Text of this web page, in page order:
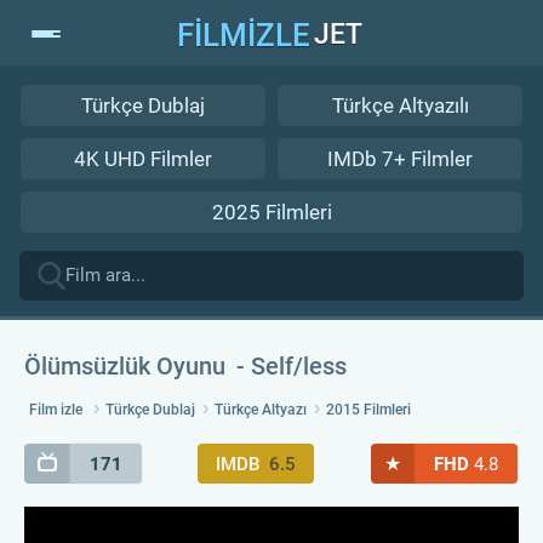
FİLMİZLEJET
Türkçe Dublaj Türkçe Altyazılı
4K UHD Filmler IMDb 7+ Filmler
2025 Filmleri
Ölümsüzlük Oyunu Self/less
Film izle Türkçe Dublaj Türkçe Altyazı 2015 Filmleri
171 IMDB 6.5 ★ FHD 4.8